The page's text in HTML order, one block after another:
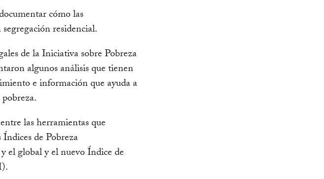
cómo las
residencial.
de la Iniciativa sobre Pobreza
algunos análisis que tienen
e información que ayuda a
las herramientas que
de Pobreza
el global y el nuevo Índice de